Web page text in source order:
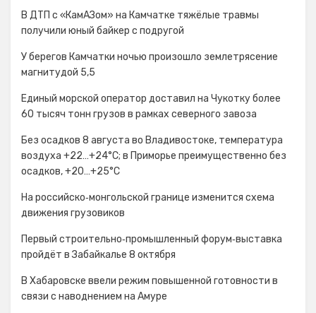
В ДТП с «КамАЗом» на Камчатке тяжёлые травмы
получили юный байкер с подругой
У берегов Камчатки ночью произошло землетрясение
магнитудой 5,5
Единый морской оператор доставил на Чукотку более
60 тысяч тонн грузов в рамках северного завоза
Без осадков 8 августа во Владивостоке, температура
воздуха +22…+24°С; в Приморье преимущественно без
осадков, +20…+25°C
На российско‑монгольской границе изменится схема
движения грузовиков
Первый строительно‑промышленный форум‑выставка
пройдёт в Забайкалье 8 октября
В Хабаровске ввели режим повышенной готовности в
связи с наводнением на Амуре